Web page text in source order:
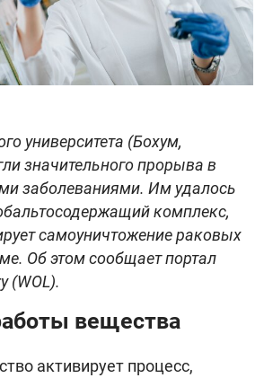
университета (Бохум,
значительного прорыва в
заболеваниями. Им удалось
комплекс,
самоуничтожение раковых
Об этом сообщает портал
(WOL).
вещества
активирует процесс,